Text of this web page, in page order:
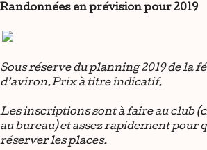
Randonnées en prévision pour 2019
Sous réserve du planning 2019 de la
d’aviron.Prix à titre indicatif.
Les inscriptions sont à faire au club
au bureau) et assez rapidement pour
réserver les places.